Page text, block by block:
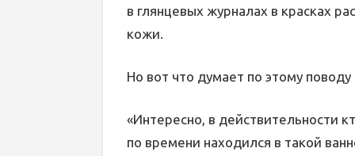
в глянцевых журналах в красках
кожи.
Но вот что думает по этому поводу
«Интересно, в действительности
по времени находился в такой